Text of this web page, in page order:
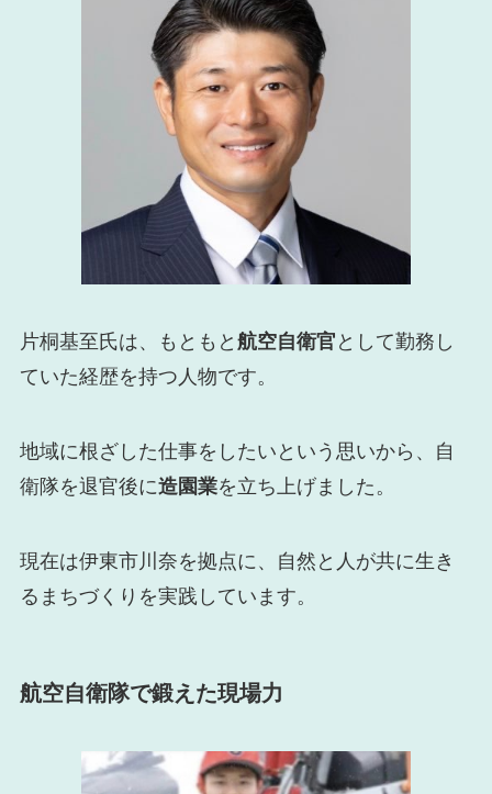
片桐基至氏は、もともと 航空自衛官 として勤務し
ていた経歴を持つ人物です。
地域に根ざした仕事をしたいという思いから、自
衛隊を退官後に造園業を立ち上げました。
現在は伊東市川奈を拠点に、自然と人が共に生き
るまちづくりを実践しています。
航空自衛隊で鍛えた現場力